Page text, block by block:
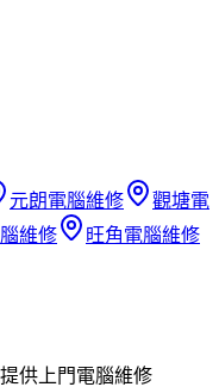
元朗電腦維修 觀塘電
維修 旺角電腦維修
供上門電腦維修